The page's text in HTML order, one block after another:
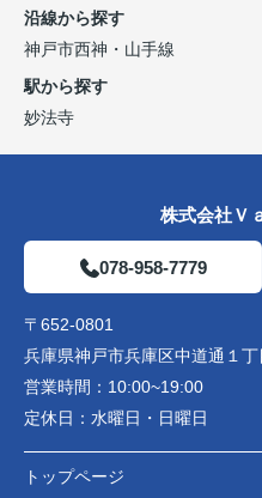
沿線から探す
神戸市西神・山手線
駅から探す
妙法寺
株式会社Ｖ
078-958-7779
〒652-0801
兵庫県神戸市兵庫区中道通１
営業時間： 10:00~19:00
定休日： 水曜日・日曜日
トップページ